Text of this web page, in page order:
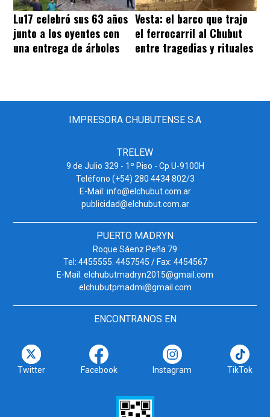
Lu17 celebró sus 63 años
junto a los oyentes con
una entrega de árboles
Vesta: el barco que trajo
el ferrocarril al Chubut
entre tragedias y rituales
IMPRESORA CHUBUTENSE S.A
TRELEW
9 de Julio 329 - 1º Piso - Cp U-9100H
Teléfono (+54) 280 4434 802/3
E-Mail: info@elchubut.com.ar
publicidad@elchubut.com.ar
PUERTO MADRYN
Roque Sáenz Peña 79
Tel: 4455555. 4457545 / Fax: 4454567
E-Mail: elchubutmadryn2015@gmail.com
elchubutpmadmi@gmail.com
ENCONTRANOS EN
Twitter Facebook Instagram TikTok